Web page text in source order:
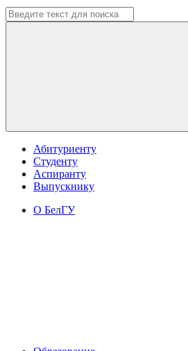
Абитуриенту
Студенту
Аспиранту
Выпускнику
О БелГУ